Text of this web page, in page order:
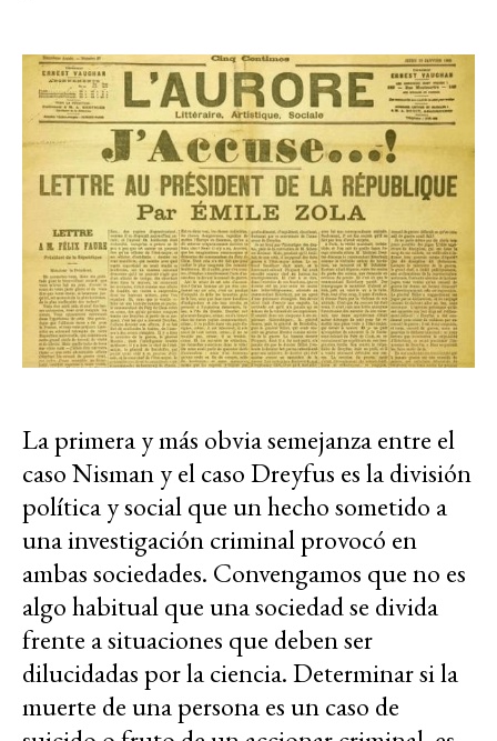
La primera y más obvia semejanza entre el
caso Nisman y el caso Dreyfus es la división
política y social que un hecho sometido a
una investigación criminal provocó en
ambas sociedades. Convengamos que no es
algo habitual que una sociedad se divida
frente a situaciones que deben ser
dilucidadas por la ciencia. Determinar si la
muerte de una persona es un caso de